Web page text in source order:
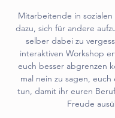
Mitarbeitende in
dazu, sich für andere
selber dabei zu
interaktiven Workshop
euch besser abgrenzen
mal nein zu sagen, euch
tun, damit ihr euren
Freude